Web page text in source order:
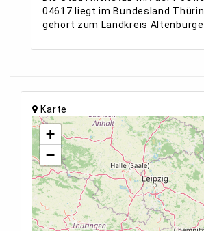
04617 liegt im Bundesland
gehört zum Landkreis
Karte
+
−